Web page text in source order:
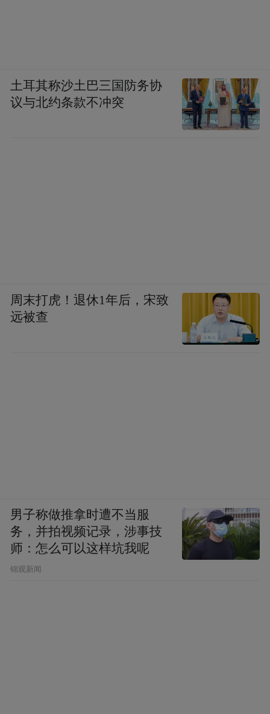
世界第一超模Joan Smalls
土耳其称沙土巴三国防务协
议与北约条款不冲突
周末打虎！退休1年后，宋致
远被查
男子称做推拿时遭不当服
务，并拍视频记录，涉事技
师：怎么可以这样坑我呢
锦观新闻